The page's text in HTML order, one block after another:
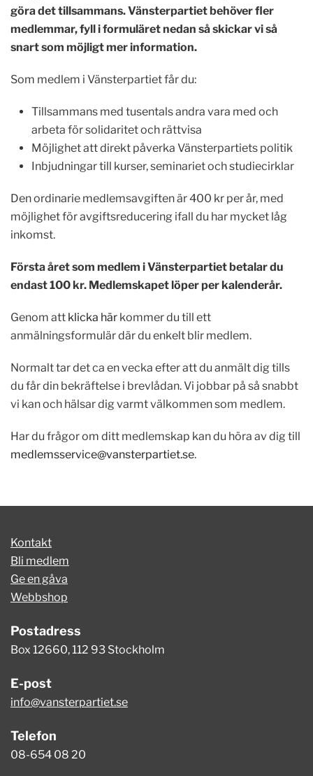
göra det tillsammans. Vänsterpartiet behöver fler
medlemmar, fyll i formuläret nedan så skickar vi så
snart som möjligt mer information.
Som medlem i Vänsterpartiet får du:
Tillsammans med tusentals andra vara med och
arbeta för solidaritet och rättvisa
Möjlighet att direkt påverka Vänsterpartiets politik
Inbjudningar till kurser, seminariet och studiecirklar
Den ordinarie medlemsavgiften är 400 kr per år, med
möjlighet för avgiftsreducering ifall du har mycket låg
inkomst.
Första året som medlem i Vänsterpartiet betalar du
endast 100 kr. Medlemskapet löper per kalenderår.
Genom att klicka här kommer du till ett
anmälningsformulär där du enkelt blir medlem.
Normalt tar det ca en vecka efter att du anmält dig tills
du får din bekräftelse i brevlådan. Vi jobbar på så snabbt
vi kan och hälsar dig varmt välkommen som medlem.
Har du frågor om ditt medlemskap kan du höra av dig till
medlemsservice@vansterpartiet.se.
Kontakt
Bli medlem
Ge en gåva
Webbshop
Postadress
Box 12660, 112 93 Stockholm
E-post
info@vansterpartiet.se
Telefon
08-654 08 20